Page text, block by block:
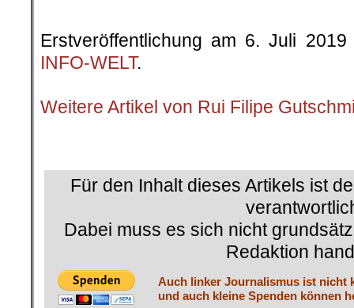
Erstveröffentlichung am 6. Juli
INFO-WELT.
Weitere Artikel von Rui Filipe
Für den Inhalt dieses Artikels ist
Dabei muss es sich nicht
Redaktion
Auch linker Journalismus ist nicht
und auch kleine Spenden können